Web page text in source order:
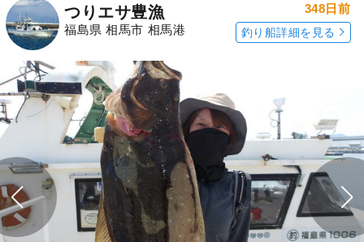
つりエサ豊漁
福島県 相馬市 相馬港
348日前
釣り船詳細を見る